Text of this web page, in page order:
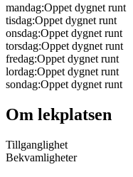
mandag:Oppet dygnet runt
tisdag:Oppet dygnet runt
onsdag:Oppet dygnet runt
torsdag:Oppet dygnet runt
fredag:Oppet dygnet runt
lordag:Oppet dygnet runt
sondag:Oppet dygnet runt
Om lekplatsen
Tillganglighet
Bekvamligheter